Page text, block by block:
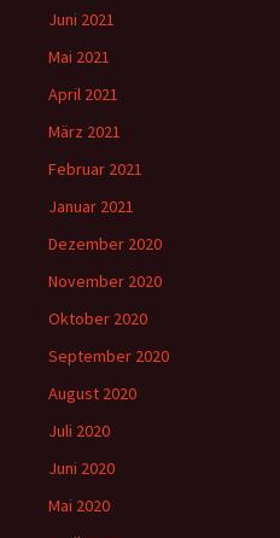
Juni 2021
Mai 2021
April 2021
März 2021
Februar 2021
Januar 2021
Dezember 2020
November 2020
Oktober 2020
September 2020
August 2020
Juli 2020
Juni 2020
Mai 2020